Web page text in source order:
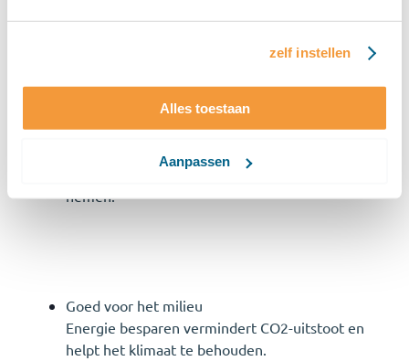
zelf instellen
Alles toestaan
Aanpassen
van energie, zowel voor het milieu en voor jouw
Besparen op je energiekosten
Je kunt tot zo'n 20% besparen op
eenvoudige energiebesparende maatregelen te
nemen.
Goed voor het milieu
Energie besparen vermindert CO2-uitstoot en
helpt het klimaat te behouden.